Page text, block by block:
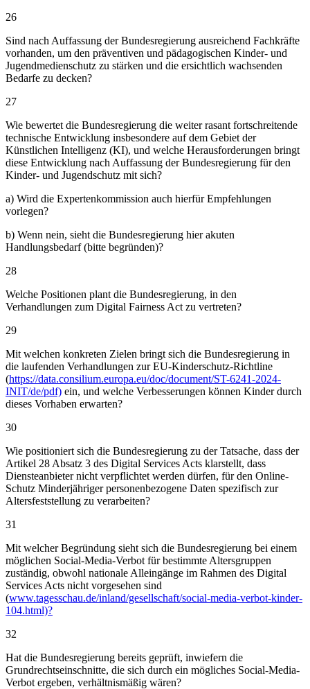
26
Sind nach Auffassung der Bundesregierung ausreichend Fachkräfte
vorhanden, um den präventiven und pädagogischen Kinder- und
Jugendmedienschutz zu stärken und die ersichtlich wachsenden
Bedarfe zu decken?
27
Wie bewertet die Bundesregierung die weiter rasant fortschreitende
technische Entwicklung insbesondere auf dem Gebiet der
Künstlichen Intelligenz (KI), und welche Herausforderungen bringt
diese Entwicklung nach Auffassung der Bundesregierung für den
Kinder- und Jugendschutz mit sich?
a) Wird die Expertenkommission auch hierfür Empfehlungen
vorlegen?
b) Wenn nein, sieht die Bundesregierung hier akuten
Handlungsbedarf (bitte begründen)?
28
Welche Positionen plant die Bundesregierung, in den
Verhandlungen zum Digital Fairness Act zu vertreten?
29
Mit welchen konkreten Zielen bringt sich die Bundesregierung in
die laufenden Verhandlungen zur EU-Kinderschutz-Richtline
(https://data.consilium.europa.eu/doc/document/ST-6241-2024-
INIT/de/pdf) ein, und welche Verbesserungen können Kinder durch
dieses Vorhaben erwarten?
30
Wie positioniert sich die Bundesregierung zu der Tatsache, dass der
Artikel 28 Absatz 3 des Digital Services Acts klarstellt, dass
Diensteanbieter nicht verpflichtet werden dürfen, für den Online-
Schutz Minderjähriger personenbezogene Daten spezifisch zur
Altersfeststellung zu verarbeiten?
31
Mit welcher Begründung sieht sich die Bundesregierung bei einem
möglichen Social-Media-Verbot für bestimmte Altersgruppen
zuständig, obwohl nationale Alleingänge im Rahmen des Digital
Services Acts nicht vorgesehen sind
(www.tagesschau.de/inland/gesellschaft/social-media-verbot-kinder-
104.html)?
32
Hat die Bundesregierung bereits geprüft, inwiefern die
Grundrechtseinschnitte, die sich durch ein mögliches Social-Media-
Verbot ergeben, verhältnismäßig wären?